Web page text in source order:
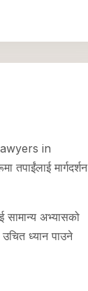
in
मार्गदर्शन
अभ्यासको
ध्यान पाउने